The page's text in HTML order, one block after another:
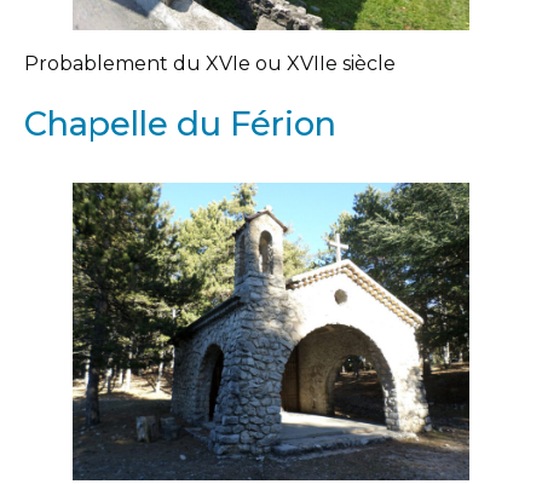
Probablement du XVIe ou XVIIe siècle
Chapelle du Férion